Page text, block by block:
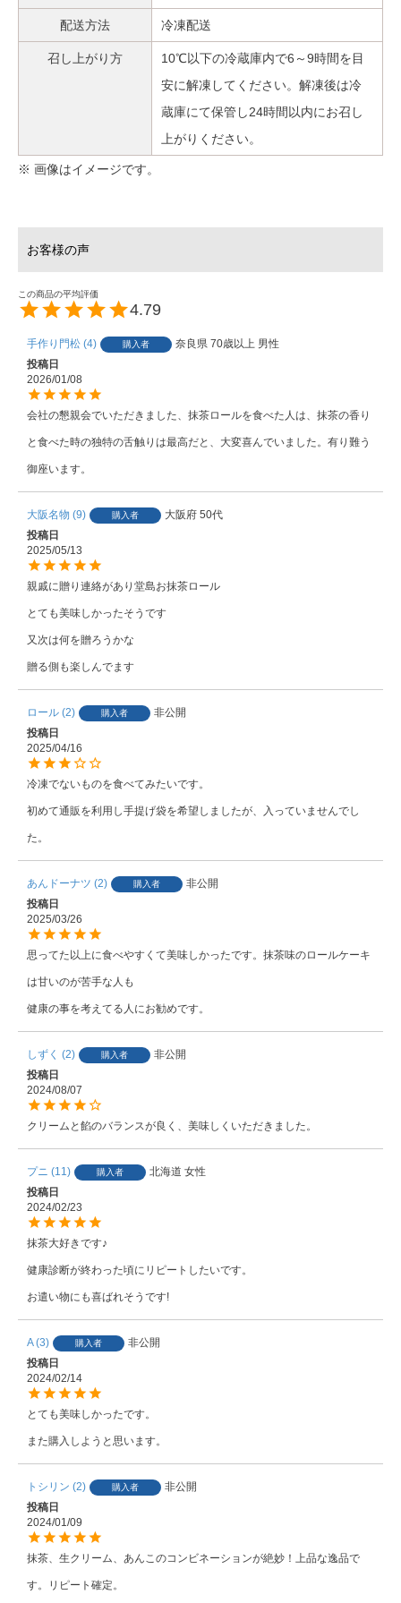
配送方法 冷凍配送
召し上がり方
10℃以下の冷蔵庫内で6～9時間を目
安に解凍してください。解凍後は冷
蔵庫にて保管し24時間以内にお召し
上がりください。
※ 画像はイメージです。
4.79
手作り門松 4 購入者 奈良県 70歳以上 男性
投稿日
2026/01/08
会社の懇親会でいただきました、抹茶ロールを食べた人は、抹茶の香り
と食べた時の独特の舌触りは最高だと、大変喜んでいました。有り難う
御座います。
大阪名物 9 購入者 大阪府 50代
投稿日
2025/05/13
親戚に贈り連絡があり堂島お抹茶ロール
とても美味しかったそうです
又次は何を贈ろうかな
贈る側も楽しんでます
ロール 2 購入者
非公開
投稿日
2025/04/16
冷凍でないものを食べてみたいです。
初めて通販を利用し手提げ袋を希望しましたが、入っていませんでし
た。
あんドーナツ 2 購入者
非公開
投稿日
2025/03/26
思ってた以上に食べやすくて美味しかったです。抹茶味のロールケーキ
は甘いのが苦手な人も
健康の事を考えてる人にお勧めです。
しずく 2 購入者
非公開
投稿日
2024/08/07
クリームと餡のバランスが良く、美味しくいただきました。
プニ 11 購入者 北海道 女性
投稿日
2024/02/23
抹茶大好きです♪
健康診断が終わった頃にリピートしたいです。
お遣い物にも喜ばれそうです!
A 3 購入者
非公開
投稿日
2024/02/14
とても美味しかったです。
また購入しようと思います。
トシリン 2 購入者
非公開
投稿日
2024/01/09
抹茶、生クリーム、あんこのコンビネーションが絶妙！上品な逸品で
す。リピート確定。